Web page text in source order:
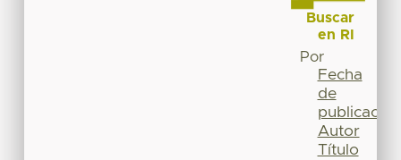
Buscar
en RI
Por
Fecha
de
publicación
Autor
Título